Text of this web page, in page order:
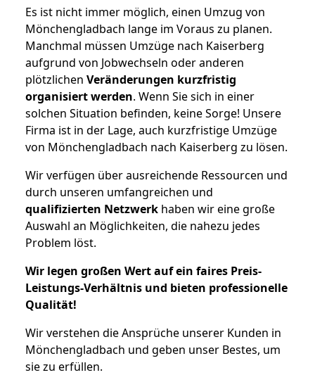
Es ist nicht immer möglich, einen Umzug von
Mönchengladbach lange im Voraus zu planen.
Manchmal müssen Umzüge nach Kaiserberg
aufgrund von Jobwechseln oder anderen
plötzlichen Veränderungen kurzfristig
organisiert werden. Wenn Sie sich in einer
solchen Situation befinden, keine Sorge! Unsere
Firma ist in der Lage, auch kurzfristige Umzüge
von Mönchengladbach nach Kaiserberg zu lösen.
Wir verfügen über ausreichende Ressourcen und
durch unseren umfangreichen und
qualifizierten Netzwerk haben wir eine große
Auswahl an Möglichkeiten, die nahezu jedes
Problem löst.
Wir legen großen Wert auf ein faires Preis-
Leistungs-Verhältnis und bieten professionelle
Qualität!
Wir verstehen die Ansprüche unserer Kunden in
Mönchengladbach und geben unser Bestes, um
sie zu erfüllen.